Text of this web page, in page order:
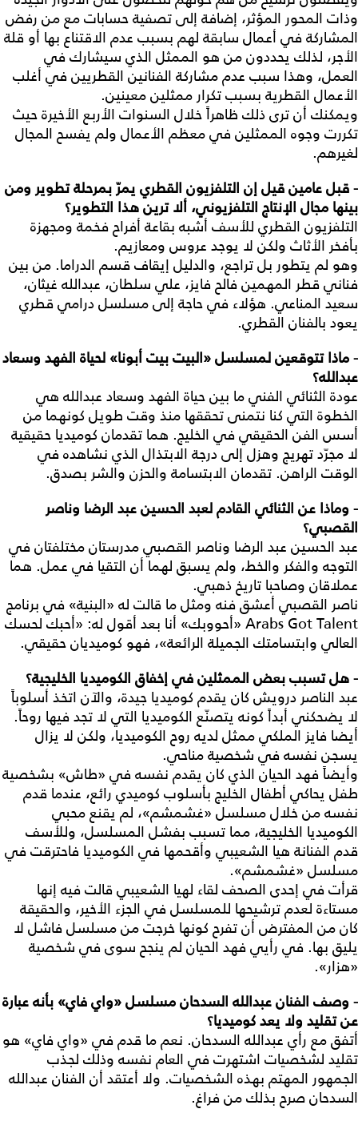
وذات المحور المؤثر، إضافة إلى تصفية حسابات مع من رفض
المشاركة في أعمال سابقة لهم بسبب عدم الاقتناع بها أو قلة
الأجر، لذلك يحددون من هو الممثل الذي سيشارك في
العمل، وهذا سبب عدم مشاركة الفنانين القطريين في أغلب
الأعمال القطرية بسبب تكرار ممثلين معينين.
ويمكنك أن ترى ذلك ظاهراً خلال السنوات الأربع الأخيرة حيث
تكررت وجوه الممثلين في معظم الأعمال ولم يفسح المجال
لغيرهم.
- قبلعامينقيلإن التلفزيون القطري يمرّبمرحلةتطوير ومن
بينها مجال الإنتاج التلفزيوني، ألا ترينهذا التطوير؟
التلفزيون القطري للأسف أشبه بقاعة أفراح فخمة ومجهزة
بأفخر الأثاث ولكن لا يوجد عروس ومعازيم.
وهو لم يتطور بل تراجع، والدليل إيقاف قسم الدراما. من بين
فناني قطر المهمين فالح فايز، علي سلطان، عبدالله غيثان،
سعيد المناعي. هؤلاء في حاجة إلى مسلسل درامي قطري
يعود بالفنان القطري.
- ماذا تتوقعينلمسلسل«البيتبيتأبونا» لحياة الفهد وسعاد
عبدالله؟
عودة الثنائي الفني ما بين حياة الفهد وسعاد عبدالله هي
الخطوة التي كنا نتمنى تحققها منذ وقت طويل كونهما من
أسس الفن الحقيقي في الخليج. هما تقدمان كوميديا حقيقية
لا مجرّد تهريج وهزل إلى درجة الابتذال الذي نشاهده في
الوقت الراهن. تقدمان الابتسامة والحزن والشر بصدق.
- وماذا عن الثنائي القادملعبد الحسينعبد الرضا وناصر
القصبي؟
عبد الحسين عبد الرضا وناصر القصبي مدرستان مختلفتان في
التوجه والفكر والخط، ولم يسبق لهما أن التقيا في عمل. هما
عملاقان وصاحبا تاريخ ذهبي.
ناصر القصبي أعشق فنه ومثل ما قالت له «البنية» في برنامج
Arabs Got Talent «أحووبك» أنا بعد أقول له: «أحبك لحسك
العالي وابتسامتك الجميلة الرائعة»، فهو كوميديان حقيقي.
- هلتسبببعض الممثلينفيإخفاق الكوميديا الخليجية؟
عبد الناصر درويش كان يقدم كوميديا جيدة، والآن اتخذ أسلوباً
لا يضحكني أبداً كونه يتصنّع الكوميديا التي لا تجد فيها روحاً.
أيضا فايز الملكي ممثل لديه روح الكوميديا، ولكن لا يزال
يسجن نفسه في شخصية مناحي.
وأيضاً فهد الحيان الذي كان يقدم نفسه في «طاش» بشخصية
طفل يحاكي أطفال الخليج بأسلوب كوميدي رائع، عندما قدم
نفسه من خلال مسلسل «غشمشم»، لم يقنع محبي
الكوميديا الخليجية، مما تسبب بفشل المسلسل، وللأسف
قدم الفنانة هيا الشعيبي وأقحمها في الكوميديا فاحترقت في
مسلسل «غشمشم».
قرأت في إحدى الصحف لقاء لهيا الشعيبي قالت فيه إنها
مستاءة لعدم ترشيحها للمسلسل في الجزء الأخير، والحقيقة
كان من المفترض أن تفرح كونها خرجت من مسلسل فاشل لا
يليق بها. في رأيي فهد الحيان لم ينجح سوى في شخصية
«هزار».
- وصف الفنانعبدالله السدحانمسلسل«وايفاي» بأنهعبارة
عنتقليد ولا يعدكوميديا؟
أتفق مع رأي عبدالله السدحان. نعم ما قدم في «واي فاي» هو
تقليد لشخصيات اشتهرت في العام نفسه وذلك لجذب
الجمهور المهتم بهذه الشخصيات. ولا أعتقد أن الفنان عبدالله
السدحان صرح بذلك من فراغ.